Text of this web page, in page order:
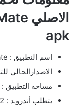
apk
اسم التطبيق : VidMate
الاصدارالحالي
مساحه التطبيق : 15 ميجا
يتطلب أندرويد : 2 والاحدث